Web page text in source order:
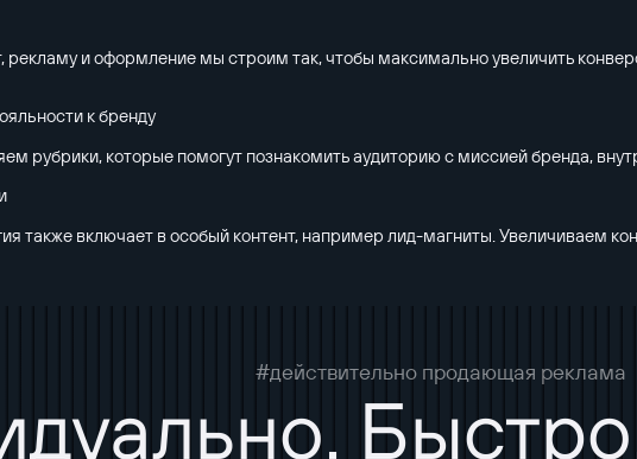
рекламу и оформление мы строим так, чтобы максимально увеличить
к бренду
рубрики, которые помогут познакомить аудиторию с миссией бренда,
также включает в особый контент, например лид-магниты. Увеличиваем
#действительно продающая реклама